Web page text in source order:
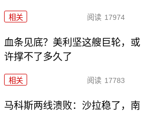
相关 阅读 17974
血条见底？美利坚这艘巨轮，或
许撑不了多久了
相关 阅读 17783
马科斯两线溃败：沙拉稳了，南